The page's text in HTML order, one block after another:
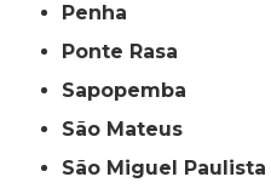
Penha
Ponte Rasa
Sapopemba
São Mateus
São Miguel Paulista